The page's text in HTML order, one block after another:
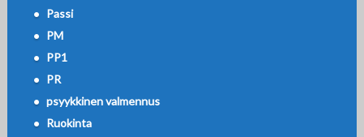
Passi
PM
PP1
PR
psyykkinen valmennus
Ruokinta